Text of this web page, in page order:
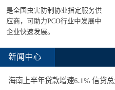
是全国虫害防制协业指定服务供
应商，可助力PCO行业中发展中
企业快速发展。
新闻中心